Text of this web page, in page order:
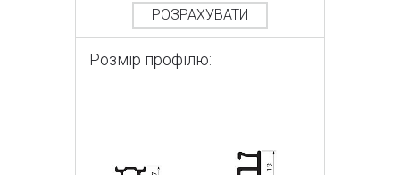
РОЗРАХУВАТИ
Розмір профілю: